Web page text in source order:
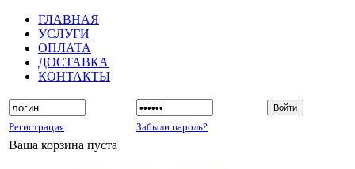
ГЛАВНАЯ
УСЛУГИ
ОПЛАТА
ДОСТАВКА
КОНТАКТЫ
Регистрация Забыли пароль?
Ваша корзина пуста